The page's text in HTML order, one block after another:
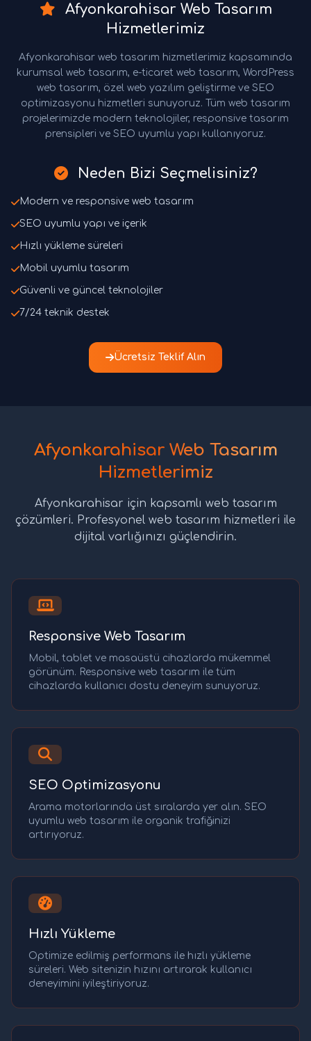
Afyonkarahisar Web Tasarım
Hizmetlerimiz
Afyonkarahisar web tasarım hizmetlerimiz kapsamında
kurumsal web tasarım, e-ticaret web tasarım, WordPress
web tasarım, özel web yazılım geliştirme ve SEO
optimizasyonu hizmetleri sunuyoruz. Tüm web tasarım
projelerimizde modern teknolojiler, responsive tasarım
prensipleri ve SEO uyumlu yapı kullanıyoruz.
Neden Bizi Seçmelisiniz?
Modern ve responsive web tasarım
SEO uyumlu yapı ve içerik
Hızlı yükleme süreleri
Mobil uyumlu tasarım
Güvenli ve güncel teknolojiler
7/24 teknik destek
Ücretsiz Teklif Alın
Afyonkarahisar Web Tasarım
Hizmetlerimiz
Afyonkarahisar için kapsamlı web tasarım
çözümleri. Profesyonel web tasarım hizmetleri ile
dijital varlığınızı güçlendirin.
Responsive Web Tasarım
Mobil, tablet ve masaüstü cihazlarda mükemmel
görünüm. Responsive web tasarım ile tüm
cihazlarda kullanıcı dostu deneyim sunuyoruz.
SEO Optimizasyonu
Arama motorlarında üst sıralarda yer alın. SEO
uyumlu web tasarım ile organik trafiğinizi
artırıyoruz.
Hızlı Yükleme
Optimize edilmiş performans ile hızlı yükleme
süreleri. Web sitenizin hızını artırarak kullanıcı
deneyimini iyileştiriyoruz.